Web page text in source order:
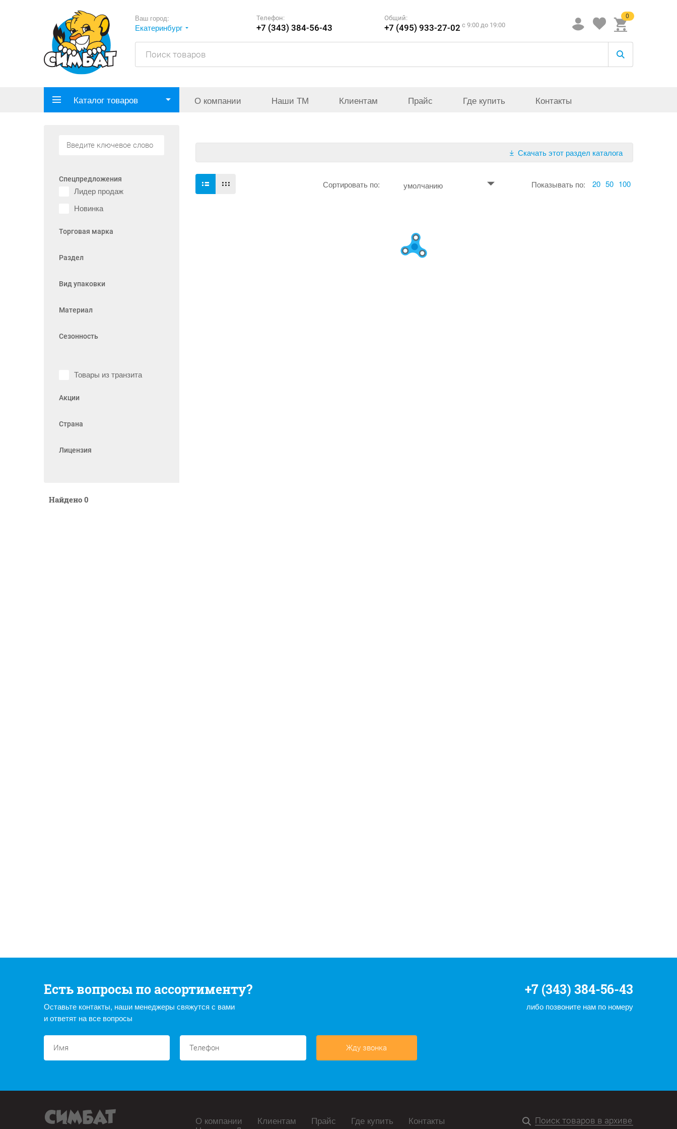
Ваш город:
Екатеринбург
Телефон:
+7 (343) 384-56-43
Общий:
+7 (495) 933-27-02 c 9:00 до 19:00
0
Каталог товаров О компании Наши ТМ Клиентам Прайс Где купить Контакты
Спецпредложения
Лидер продаж
Новинка
Торговая марка
Раздел
Вид упаковки
Материал
Сезонность
Товары из транзита
Акции
Страна
Лицензия
Найдено 0
Скачать этот раздел каталога
Сортировать по: умолчанию Показывать по: 20 50 100
Есть вопросы по ассортименту?
Оставьте контакты, наши менеджеры свяжутся с вами
и ответят на все вопросы
+7 (343) 384-56-43
либо позвоните нам по номеру
Жду звонка
О компании Клиентам Прайс Где купить Контакты